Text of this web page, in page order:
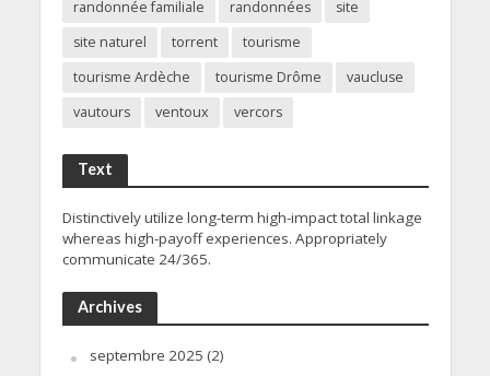
randonnée familiale randonnées
site
site naturel
torrent
tourisme
tourisme Ardèche
tourisme Drôme
vaucluse
vautours
ventoux vercors
Text
Distinctively utilize long-term high-impact total linkage
whereas high-payoff experiences. Appropriately
communicate 24/365.
Archives
septembre 2025 (2)